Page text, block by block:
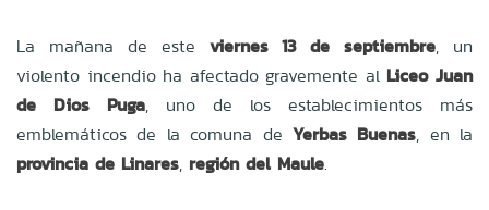
La mañana de este viernes 13 de septiembre, un
violento incendio ha afectado gravemente al Liceo Juan
de Dios Puga, uno de los establecimientos más
emblemáticos de la comuna de Yerbas Buenas, en la
provincia de Linares, región del Maule.